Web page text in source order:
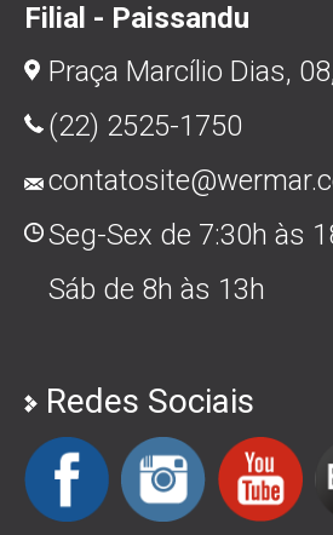
Filial - Paissandu
Praça Marcílio Dias,
(22) 2525-1750
Seg-Sex de 7:30h às
Sáb de 8h às 13h
Redes Sociais